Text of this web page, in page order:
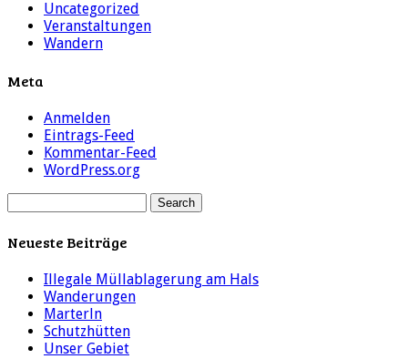
Uncategorized
Veranstaltungen
Wandern
Meta
Anmelden
Eintrags-Feed
Kommentar-Feed
WordPress.org
Neueste Beiträge
Illegale Müllablagerung am Hals
Wanderungen
Marterln
Schutzhütten
Unser Gebiet